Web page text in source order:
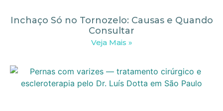
Inchaço Só no Tornozelo: Causas e Quando
Consultar
Veja Mais »